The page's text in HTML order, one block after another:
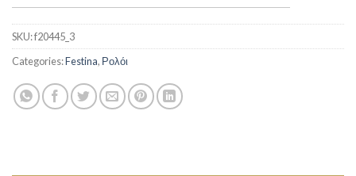
SKU:f20445_3
Categories:Festina, Ρολόι